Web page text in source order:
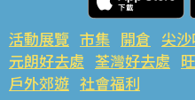
活動展覽 市集 開倉 尖
元朗好去處 荃灣好去處
戶外郊遊 社會福利